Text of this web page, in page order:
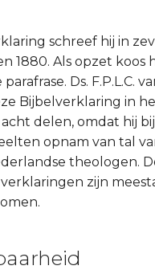
schreef hij in
1880. Als opzet koos
Ds. F.P.L.C.
Bijbelverklaring in
delen, omdat hij
opnam van tal
theologen.
zijn